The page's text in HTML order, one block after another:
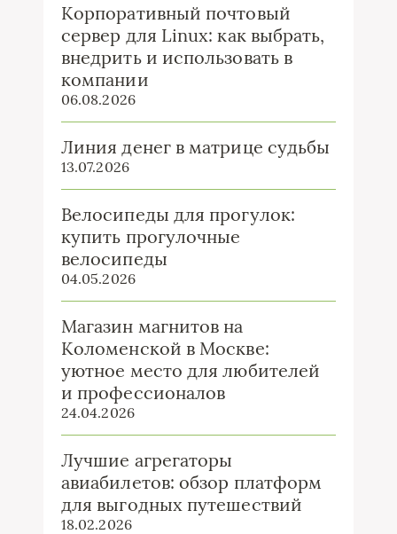
Корпоративный почтовый
сервер для Linux: как выбрать,
внедрить и использовать в
компании
06.08.2026
Линия денег в матрице судьбы
13.07.2026
Велосипеды для прогулок:
купить прогулочные
велосипеды
04.05.2026
Магазин магнитов на
Коломенской в Москве:
уютное место для любителей
и профессионалов
24.04.2026
Лучшие агрегаторы
авиабилетов: обзор платформ
для выгодных путешествий
18.02.2026